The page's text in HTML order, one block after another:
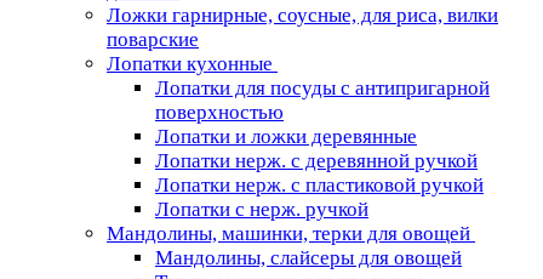
Ложки гарнирные, соусные, для риса, вилки
поварские
Лопатки кухонные
Лопатки для посуды с антипригарной
поверхностью
Лопатки и ложки деревянные
Лопатки нерж. с деревянной ручкой
Лопатки нерж. с пластиковой ручкой
Лопатки с нерж. ручкой
Мандолины, машинки, терки для овощей
Мандолины, слайсеры для овощей